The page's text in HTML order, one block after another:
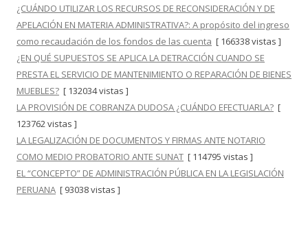
¿CUÁNDO UTILIZAR LOS RECURSOS DE RECONSIDERACIÓN Y DE
APELACIÓN EN MATERIA ADMINISTRATIVA?: A propósito del ingreso
como recaudación de los fondos de las cuenta [ 166338 vistas ]
¿EN QUÉ SUPUESTOS SE APLICA LA DETRACCIÓN CUANDO SE
PRESTA EL SERVICIO DE MANTENIMIENTO O REPARACIÓN DE BIENES
MUEBLES? [ 132034 vistas ]
LA PROVISIÓN DE COBRANZA DUDOSA ¿CUÁNDO EFECTUARLA? [
123762 vistas ]
LA LEGALIZACIÓN DE DOCUMENTOS Y FIRMAS ANTE NOTARIO
COMO MEDIO PROBATORIO ANTE SUNAT [ 114795 vistas ]
EL “CONCEPTO” DE ADMINISTRACIÓN PÚBLICA EN LA LEGISLACIÓN
PERUANA [ 93038 vistas ]